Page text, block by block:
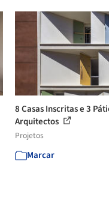
8 Casas Inscritas e 3
Arquitectos
Projetos
Marcar